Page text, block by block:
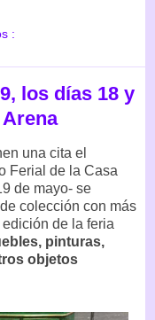
:
los días 18 y
una cita el
Ferial de la Casa
de mayo- se
colección con más
de la feria
pinturas,
objetos